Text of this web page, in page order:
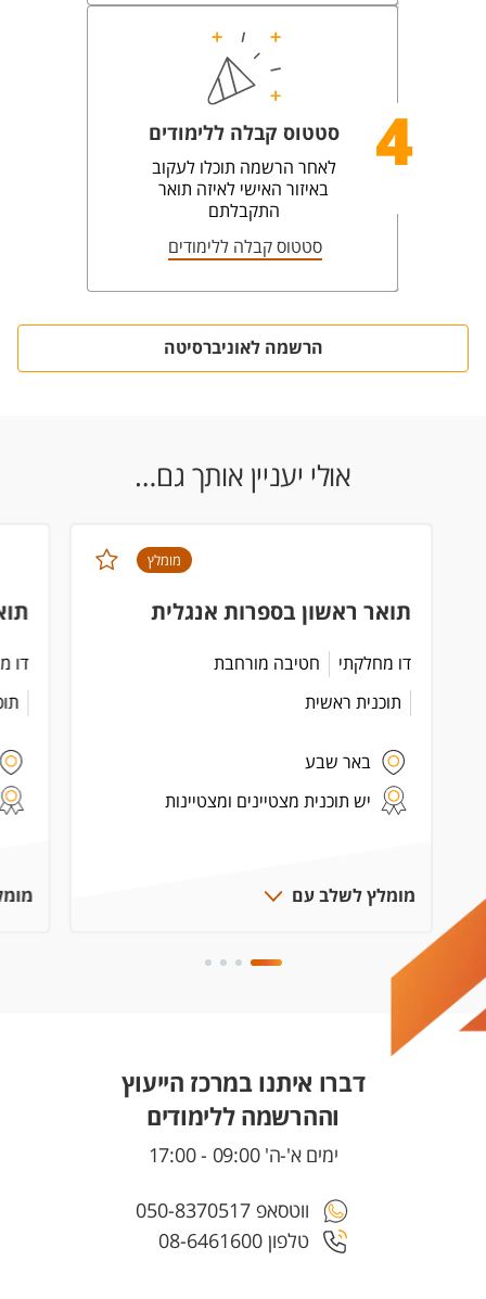
4 סטטוס קבלה ללימודים
לאחר הרשמה תוכלו לעקוב
באיזור האישי לאיזה תואר
התקבלתם
סטטוס קבלה ללימודים
הרשמה לאוניברסיטה
אולי יעניין אותך גם…
מומלץ
תואר ראשון בספרות אנגלית
דו מחלקתי
חטיבה מורחבת
תוכנית ראשית
באר שבע
יש תוכנית מצטיינים ומצטיינות
מומלץ לשלב עם
דו
דברו איתנו במרכז הייעוץ
וההרשמה ללימודים
ימים א'-ה' 09:00 - 17:00
טלפון 08-6461600
ווטסאפ 050-8370517